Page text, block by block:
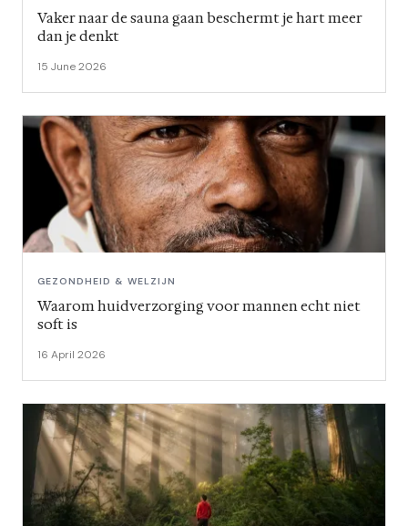
Vaker naar de sauna gaan beschermt je hart meer
dan je denkt
15 June 2026
GEZONDHEID & WELZIJN
Waarom huidverzorging voor mannen echt niet
soft is
16 April 2026